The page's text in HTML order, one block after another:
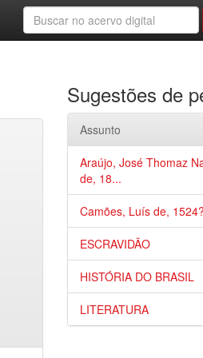
Sugestões de
Assunto
Araújo, José Thomaz
de, 18...
Camões, Luís de,
ESCRAVIDÃO
HISTÓRIA DO BRASIL
LITERATURA